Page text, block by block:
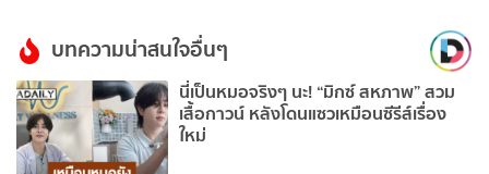
บทความน่าสนใจอื่นๆ
นี่เป็นหมอจริงๆ นะ! “มิกซ์ สหภาพ” สวม
เสื้อกาวน์ หลังโดนแซวเหมือนซีรีส์เรื่อง
ใหม่